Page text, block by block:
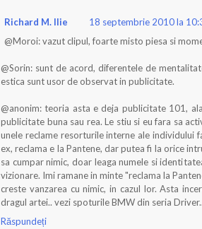
Richard M. Ilie
18 septembrie 2010 la
@Moroi: vazut clipul, foarte misto piesa si
@Sorin: sunt de acord, diferentele de
estica sunt usor de observat in publicitate.
@anonim: teoria asta e deja publicitate 101,
publicitate buna sau rea. Le stiu si eu fara sa
unele reclame resorturile interne ale individului
ex, reclama e la Pantene, dar putea fi la orice
sa cumpar nimic, doar leaga numele si
vizionare. Imi ramane in minte "reclama la
creste vanzarea cu nimic, in cazul lor. Asta
dragul artei.. vezi spoturile BMW din seria Driver..
Răspundeți